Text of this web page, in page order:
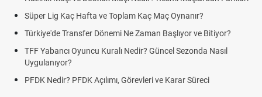
Süper Lig Kaç Hafta ve Toplam Kaç Maç Oynanır?
Türkiye'de Transfer Dönemi Ne Zaman Başlıyor ve Bitiyor?
TFF Yabancı Oyuncu Kuralı Nedir? Güncel Sezonda Nasıl
Uygulanıyor?
PFDK Nedir? PFDK Açılımı, Görevleri ve Karar Süreci